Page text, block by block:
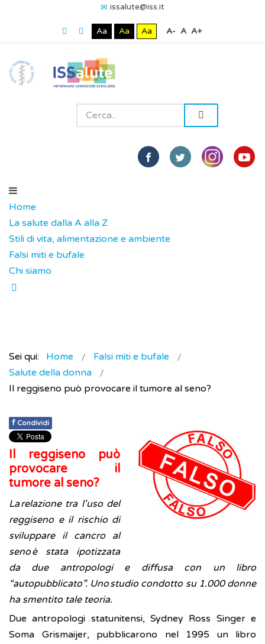
issalute@iss.it
Aa Aa Aa A- A A+
Home
La salute dalla A alla Z
Stili di vita, alimentazione e ambiente
Falsi miti e bufale
Chi siamo
Sei qui: Home
Falsi miti e bufale
Salute della donna
Il reggiseno può provocare il tumore al seno?
f Condividi
Il reggiseno può
provocare il
tumore al seno?
La relazione tra l'uso del
reggiseno e il rischio di
sviluppare il cancro al
seno è stata ipotizzata
da due antropologi e diffusa con un libro
“autopubblicato”. Uno studio condotto su 1.000 donne
ha smentito tale teoria.
Due antropologi statunitensi, Sydney Ross Singer e
Soma Grismaijer, pubblicarono nel 1995 un libro